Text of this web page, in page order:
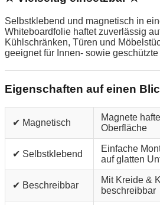
Selbstklebend und magnetisch in
Whiteboardfolie haftet zuverlässig
Kühlschränken, Türen und
geeignet für Innen- sowie
Eigenschaften auf einen
✔ Magnetisch
Magnete
Oberfläche
✔ Selbstklebend
Einfache
auf glatten
✔ Beschreibbar
Mit Kreide &
beschreibbar